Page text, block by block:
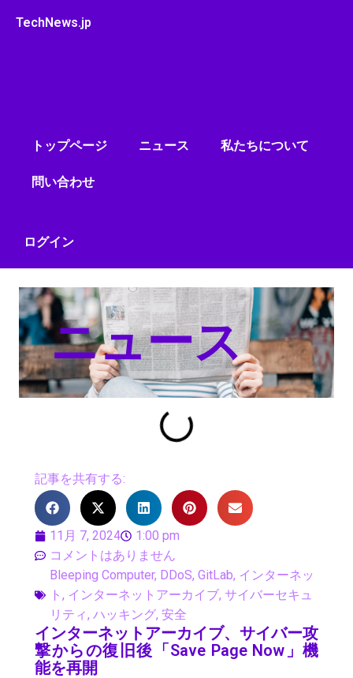
TechNews.jp
トップページ ニュース 私たちについて
問い合わせ
ログイン
ニュース
記事を共有する:
11月 7, 2024
1:00 pm
コメントはありません
Bleeping Computer, DDoS, GitLab, インターネッ
ト , インターネットアーカイブ, サイバーセキュ
リティ, ハッキング, 安全
インターネットアーカイブ、サイバー攻
撃からの復旧後「Save Page Now」機
能を再開